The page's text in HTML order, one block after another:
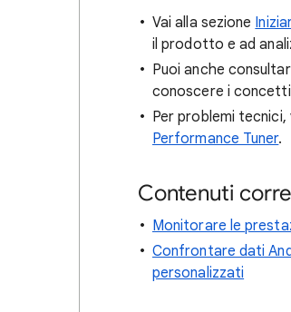
Vai alla sezione
il prodotto e ad
Puoi anche
conoscere i concetti
Per problemi tecnici,
Performance Tuner.
Contenuti
Monitorare le
Confrontare dati
personalizzati